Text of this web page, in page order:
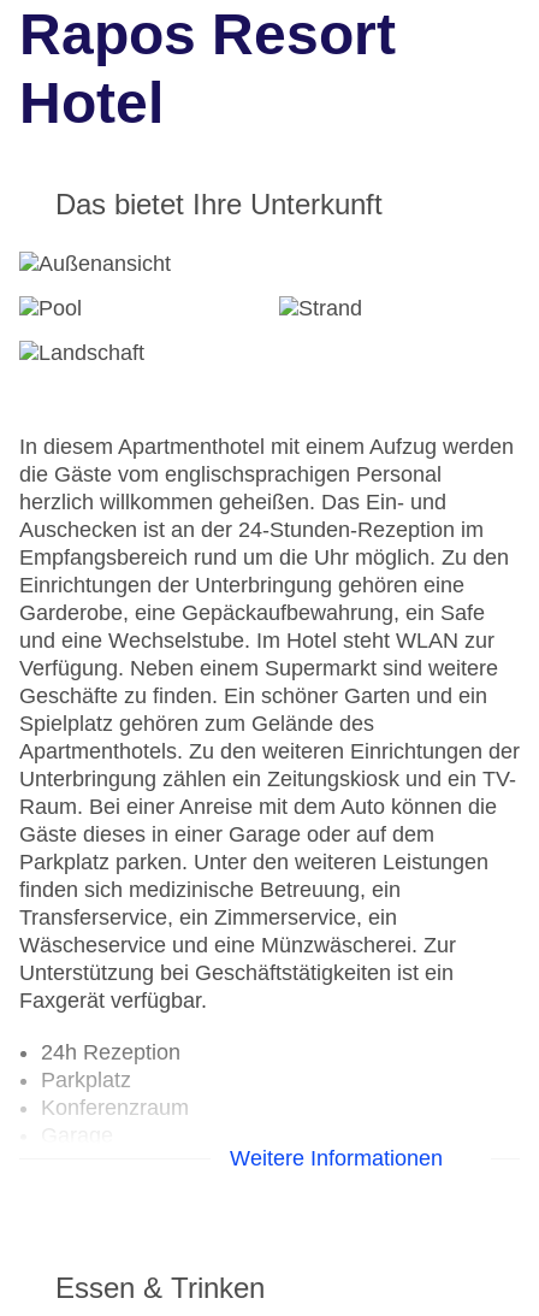
Rapos Resort
Hotel
Das bietet Ihre Unterkunft
In diesem Apartmenthotel mit einem Aufzug werden
die Gäste vom englischsprachigen Personal
herzlich willkommen geheißen. Das Ein- und
Auschecken ist an der 24-Stunden-Rezeption im
Empfangsbereich rund um die Uhr möglich. Zu den
Einrichtungen der Unterbringung gehören eine
Garderobe, eine Gepäckaufbewahrung, ein Safe
und eine Wechselstube. Im Hotel steht WLAN zur
Verfügung. Neben einem Supermarkt sind weitere
Geschäfte zu finden. Ein schöner Garten und ein
Spielplatz gehören zum Gelände des
Apartmenthotels. Zu den weiteren Einrichtungen der
Unterbringung zählen ein Zeitungskiosk und ein TV-
Raum. Bei einer Anreise mit dem Auto können die
Gäste dieses in einer Garage oder auf dem
Parkplatz parken. Unter den weiteren Leistungen
finden sich medizinische Betreuung, ein
Transferservice, ein Zimmerservice, ein
Wäscheservice und eine Münzwäscherei. Zur
Unterstützung bei Geschäftstätigkeiten ist ein
Faxgerät verfügbar.
24h Rezeption
Parkplatz
Konferenzraum
Anzahl der Aufzüge: 1
Haustiere
Weitere Informationen
Essen & Trinken